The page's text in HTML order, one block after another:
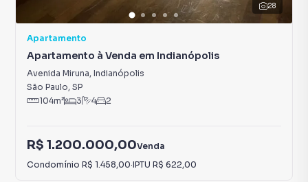
28
Apartamento
Apartamento à Venda em Indianópolis
Avenida Miruna, Indianópolis
São Paulo, SP
104m² 3 4 2
R$ 1.200.000,00Venda
Condomínio R$ 1.458,00·IPTU R$ 622,00